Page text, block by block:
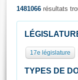
Présidence
Séance
Rôle et
Visiter
1481066 résultats
17e législature
TYPES DE